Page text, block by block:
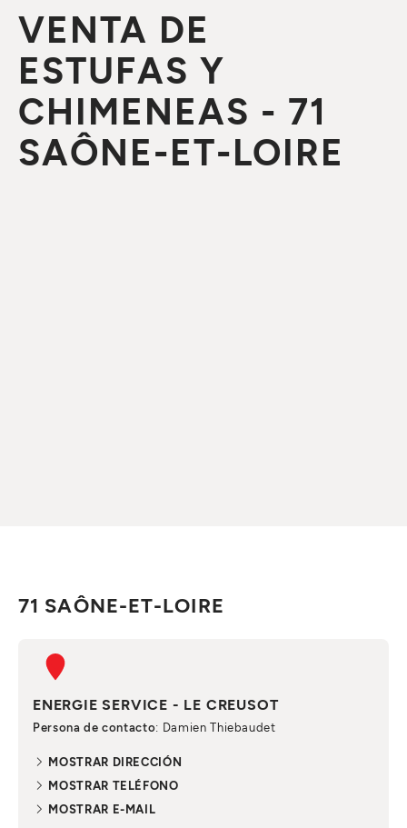
VENTA DE
ESTUFAS Y
CHIMENEAS - 71
SAÔNE-ET-LOIRE
71 SAÔNE-ET-LOIRE
ENERGIE SERVICE - LE CREUSOT
Persona de contacto: Damien Thiebaudet
MOSTRAR DIRECCIÓN
MOSTRAR TELÉFONO
MOSTRAR E-MAIL